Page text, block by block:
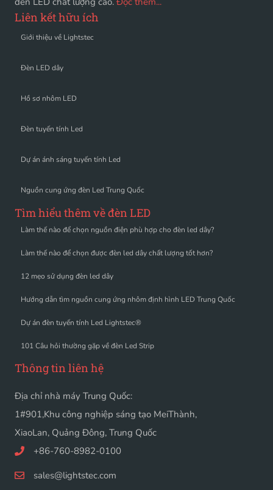
Liên kết hữu ích
Giới thiệu về Lightstec
Đèn LED dây
Hồ sơ nhôm LED
Đèn tuyến tính Led
Dự án ánh sáng tuyến tính Led
Nguồn cung ứng đèn Led Trung Quốc
Tìm hiểu thêm về đèn LED
Làm thế nào để chọn nguồn điện phù hợp cho đèn led dây?
Làm thế nào để chọn được đèn led dây chất lượng tốt hơn?
12 mẹo sử dụng đèn led dây
Hướng dẫn tìm nguồn cung ứng nhôm định hình LED Trung Quốc
Dự án đèn tuyến tính Led Lightstec®
101 Câu hỏi thường gặp về đèn Led Strip
Thông tin liên hệ
Địa chỉ nhà máy Trung Quốc:
1#901,Khu công nghiệp sáng tạo MeiThành,
XiaoLan, Quảng Đông, Trung Quốc
+86-760-8982-0100
sales@lightstec.com